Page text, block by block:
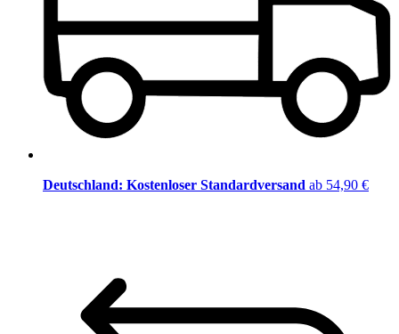
Deutschland: Kostenloser Standardversand ab 54,90 €